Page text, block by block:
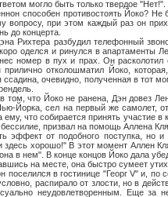
могло быть только твердое "Нет!".
противостоять Йоко? Не
вопросу, при этом каждый раз он
до концерта.
разбудил телефонный звонок
оделся и ринулся в апартаменты
номер в пух и прах. Он
отколошматил Йоко,
ссадина, очевидно, полученная в тот
Йоко не ранена, Дэн довез
Йорка, сел на первый же самолет,
что собирается принять участие
призвал на помощь Аллена
эффект от подобного поступка, но
хорошо!" В этот момент Аллен
в нем". В конце концов Йоко дала
на месте, она быстро сумеет
в гостинице "Георг V" и, по
распирало от злости, но в
неудовлетворенным. Еще за